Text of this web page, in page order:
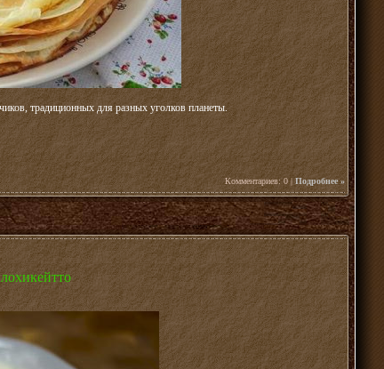
традиционных для разных уголков планеты.
Комментариев: 0 |Подробнее »